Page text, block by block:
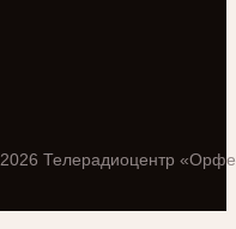
2026 Телерадиоцентр